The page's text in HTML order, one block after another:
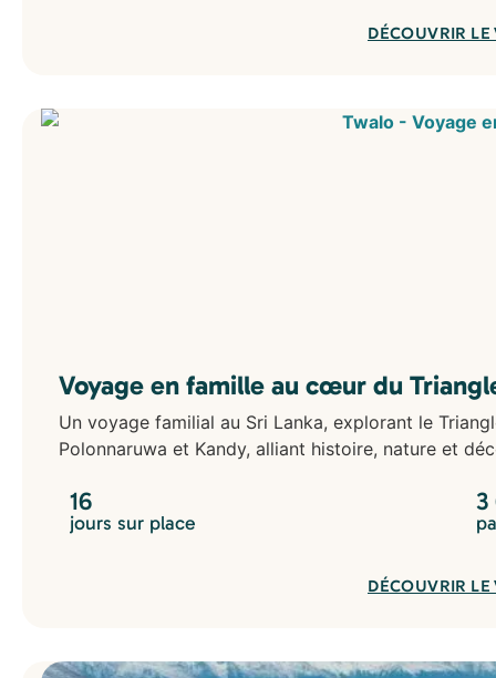
DÉCOUVRIR LE
Voyage en famille au cœur du
Un voyage familial au Sri Lanka, explorant le
Polonnaruwa et Kandy, alliant histoire, nature et
16
jours sur place
3
DÉCOUVRIR LE